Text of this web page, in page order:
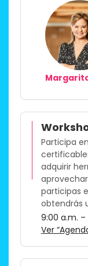
Participa
adquirir
participas
obtendrás
9:00 a.m. –
Ver